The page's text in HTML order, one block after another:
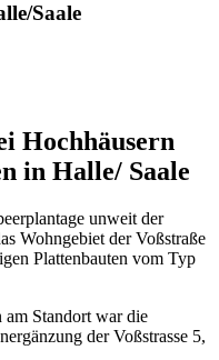
Saale
Hochhäusern
in Halle/ Saale
unweit der
Wohngebiet der Voßstraße
Plattenbauten vom Typ
am Standort war die
der Voßstrasse 5,